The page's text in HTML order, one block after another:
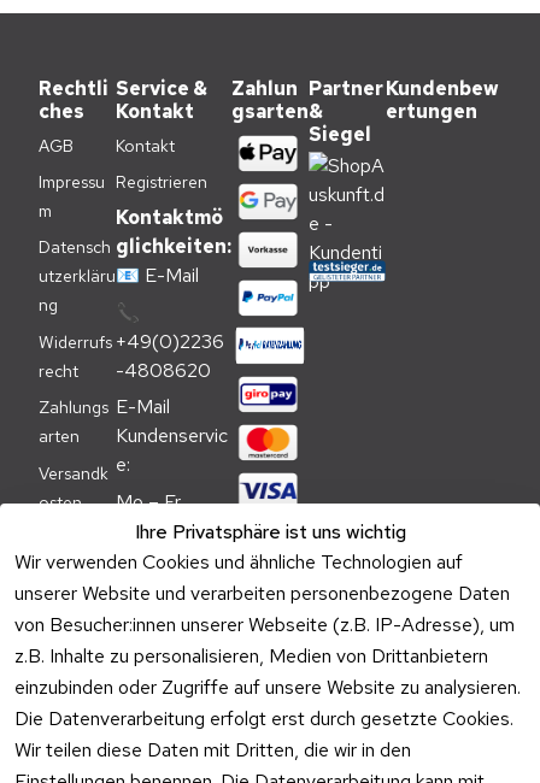
Ihre Privatsphäre ist uns wichtig
Wir verwenden Cookies und ähnliche Technologien auf
unserer Website und verarbeiten personenbezogene Daten
von Besucher:innen unserer Webseite (z.B. IP-Adresse), um
z.B. Inhalte zu personalisieren, Medien von Drittanbietern
einzubinden oder Zugriffe auf unsere Website zu analysieren.
Die Datenverarbeitung erfolgt erst durch gesetzte Cookies.
Wir teilen diese Daten mit Dritten, die wir in den
Rechtli
ches
AGB
Impressu
m
Datensch
utzerkläru
ng
Widerrufs
recht
Zahlungs
arten
Versandk
osten
nweis
Verpacku
ngshinwei
se
Altgeräte
-
Entsorgu
Service &
Kontakt
Kontakt
Registrieren
Kontaktmö
glichkeiten:
📧 E-Mail
📞
+49(0)2236
-4808620
E-Mail
Kundenservic
e:
Mo – Fr
09:00 –
17:00 Uhr
Telefon
Kundenservic
e:
Mo – Fr 11:00
– 15:00 Uhr
Zahlun
gsarten
Versa
Partner
&
Siegel
Kundenbew
ertungen